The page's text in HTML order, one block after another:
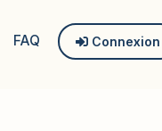
FAQ Connexion